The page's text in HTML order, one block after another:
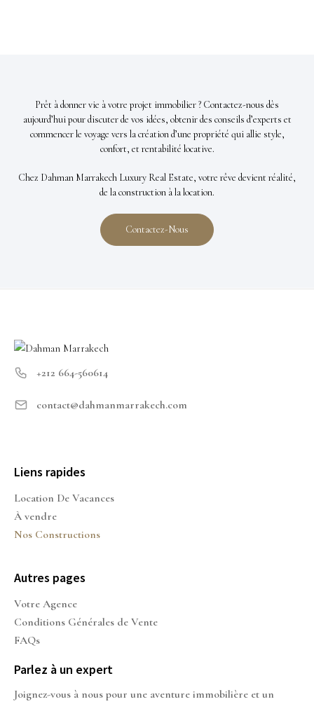
Prêt à donner vie à votre projet immobilier ? Contactez-nous dès
aujourd’hui pour discuter de vos idées, obtenir des conseils d’experts et
commencer le voyage vers la création d’une propriété qui allie style,
confort, et rentabilité locative.
Chez Dahman Marrakech Luxury Real Estate, votre rêve devient réalité,
de la construction à la location.
Contactez-Nous
+212 664-560614
contact@dahmanmarrakech.com
Liens rapides
Location De Vacances
À vendre
Nos Constructions
Autres pages
Votre Agence
Conditions Générales de Vente
FAQs
Parlez à un expert
Joignez-vous à nous pour une aventure immobilière et un